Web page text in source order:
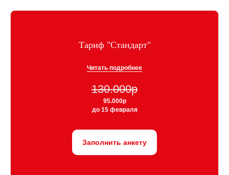
Тариф "Стандарт"
Читать подробнее
130.000р
95.000р
до 15 февраля
Заполнить анкету